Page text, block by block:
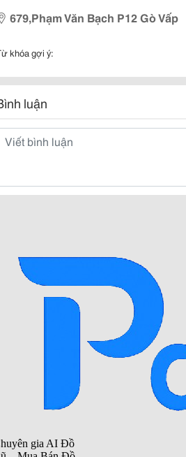
679,Phạm Văn Bạch P12 Gò Vấp
khóa gợi ý:
luận